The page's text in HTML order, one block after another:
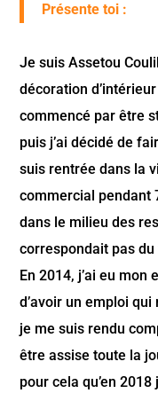
Présente toi :
Je suis Assetou
décoration
commencé par être
puis j’ai décidé de
suis rentrée dans la
commercial pendant
dans le milieu des
correspondait pas du
En 2014, j’ai eu mon
d’avoir un emploi
je me suis rendu
être assise toute la
pour cela qu’en